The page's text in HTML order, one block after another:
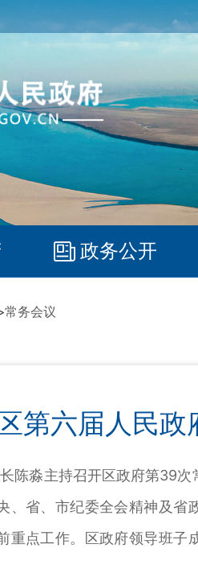
政务公开
常务会议
第六届人民
淼主持召开区政府第39次
、省、市纪委全会精神及省
重点工作。区政府领导班子